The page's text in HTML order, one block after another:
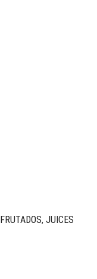
FRUTADOS, JUICES